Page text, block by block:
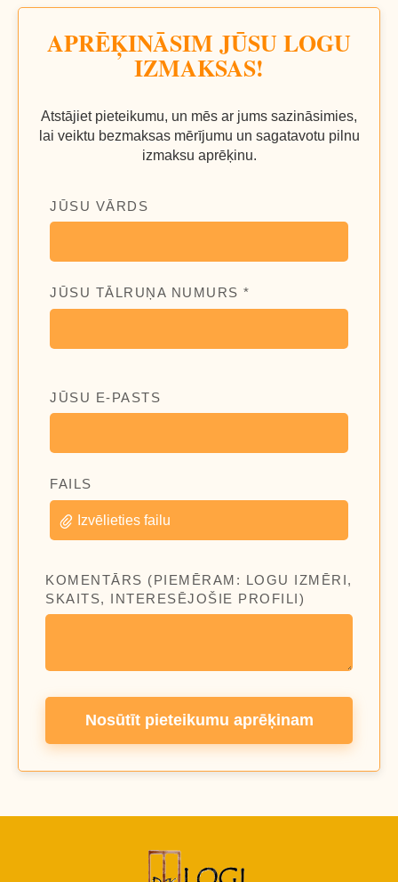
APRĒĶINĀSIM JŪSU LOGU
IZMAKSAS!
Atstājiet pieteikumu, un mēs ar jums sazināsimies,
lai veiktu bezmaksas mērījumu un sagatavotu pilnu
izmaksu aprēķinu.
JŪSU VĀRDS
JŪSU TĀLRUŅA NUMURS *
JŪSU E-PASTS
FAILS
Izvēlieties failu
KOMENTĀRS (PIEMĒRAM: LOGU IZMĒRI,
SKAITS, INTERESĒJOŠIE PROFILI)
Nosūtīt pieteikumu aprēķinam